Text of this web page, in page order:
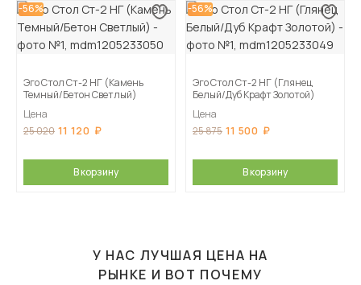
-56%
Эго Стол Ст-2 НГ (Камень
Темный/Бетон Светлый)
Цена
25 020 11 120
В корзину
-56%
Эго Стол Ст-2 НГ (Глянец
Белый/Дуб Крафт Золотой)
Цена
25 875 11 500
В корзину
У НАС ЛУЧШАЯ ЦЕНА НА
РЫНКЕ И ВОТ ПОЧЕМУ